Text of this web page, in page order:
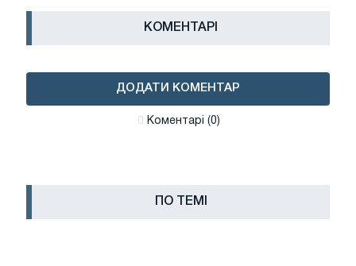
КОМЕНТАРІ
ДОДАТИ КОМЕНТАР
Коментарі (0)
ПО ТЕМІ